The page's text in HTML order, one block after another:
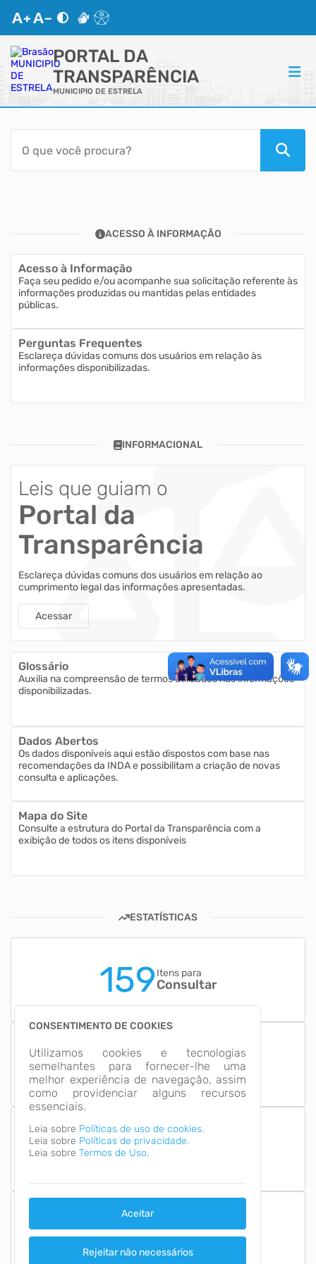
PORTAL DA
TRANSPARÊNCIA
MUNICIPIO DE ESTRELA
ACESSO RÁPIDO
Acessibilidade
Autoatendimento
Mapa do Site
CONSENTIMENTO DE COOKIES
Utilizamos cookies e tecnologias
semelhantes para fornecer-lhe uma
melhor experiência de navegação, assim
como providenciar alguns recursos
essenciais.
Leia sobre Políticas de uso de cookies.
Leia sobre Políticas de privacidade.
Leia sobre Termos de Uso.
Aceitar
Rejeitar não necessários
ACESSO À INFORMAÇÃO
Acesso à Informação
Faça seu pedido e/ou acompanhe sua solicitação referente às
informações produzidas ou mantidas pelas entidades
públicas.
Perguntas Frequentes
Esclareça dúvidas comuns dos usuários em relação às
informações disponibilizadas.
INFORMACIONAL
Leis que guiam o
Portal da
Transparência
Esclareça dúvidas comuns dos usuários em relação ao
cumprimento legal das informações apresentadas.
Acessar
Glossário
Auxilia na compreensão de termos utilizados nas informações
disponibilizadas.
Dados Abertos
Os dados disponíveis aqui estão dispostos com base nas
recomendações da INDA e possibilitam a criação de novas
consulta e aplicações.
Mapa do Site
Consulte a estrutura do Portal da Transparência com a
exibição de todos os itens disponíveis
ESTATÍSTICAS
159Itens para
Consultar
12Grupos de
Informação
Número de Acessos
1,719,398
Última Atualização
06/08/2026